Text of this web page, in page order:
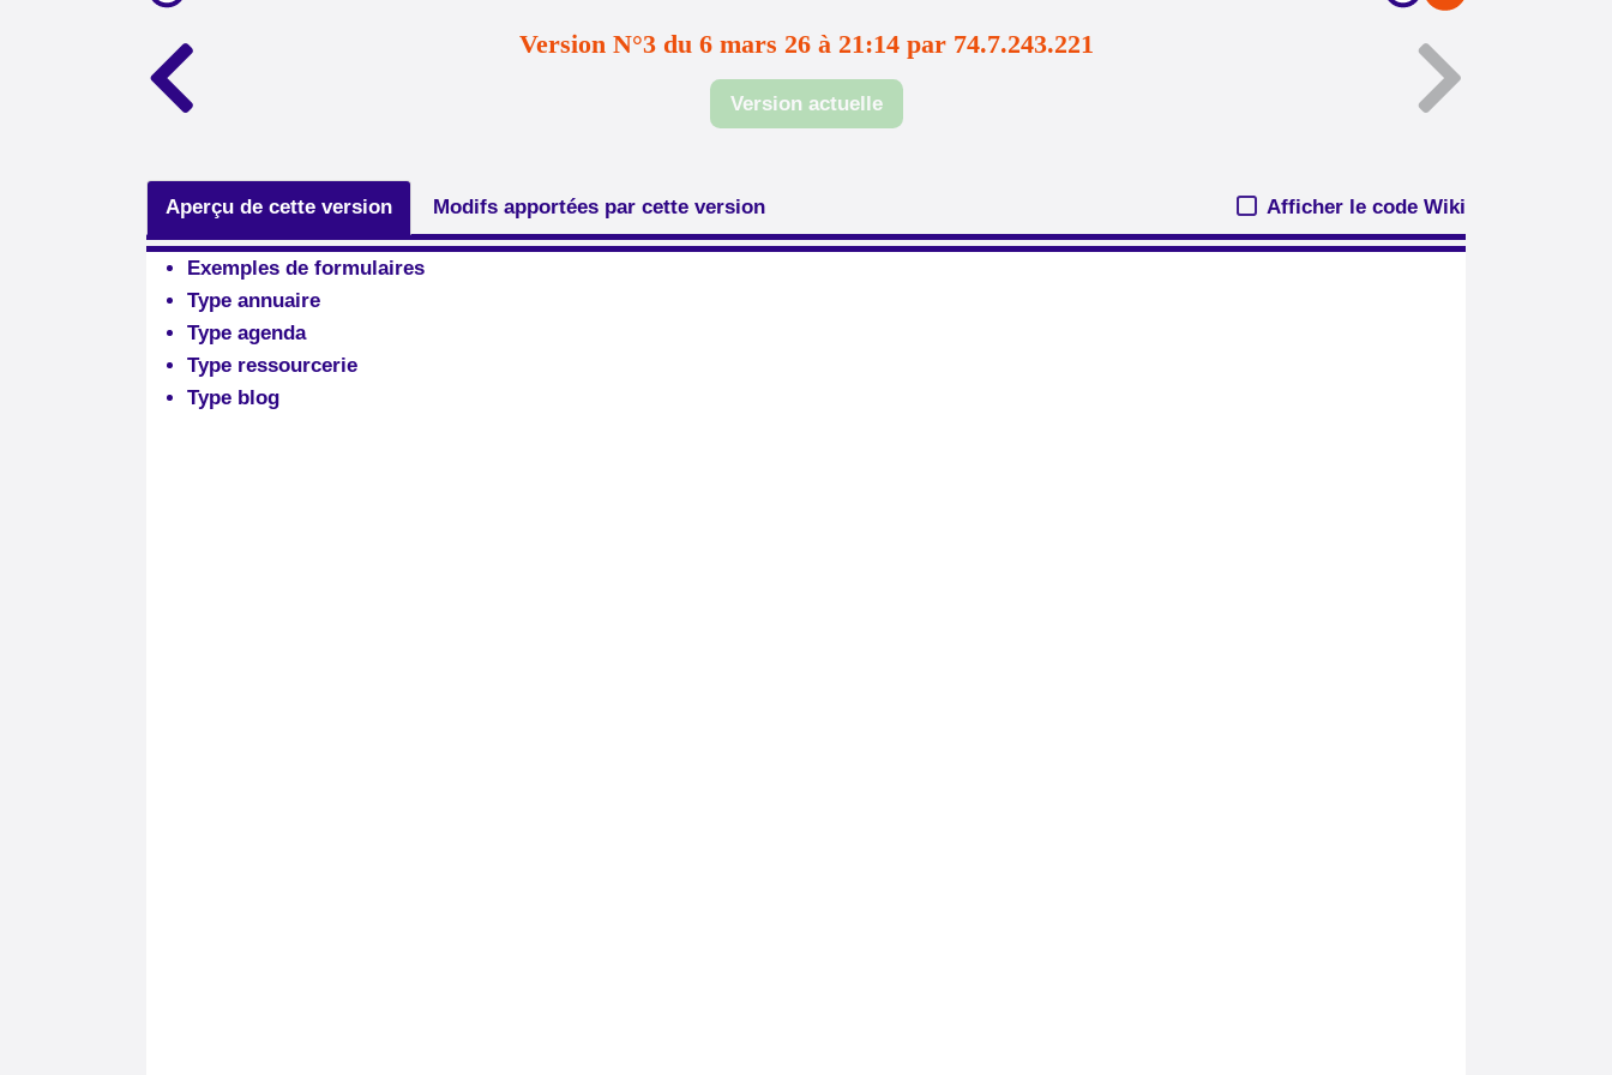
Version N°3 du 6 mars 26 à 21:14 par 74.7.243.221
Version actuelle
Aperçu de cette version Modifs apportées par cette version Afficher le code Wiki